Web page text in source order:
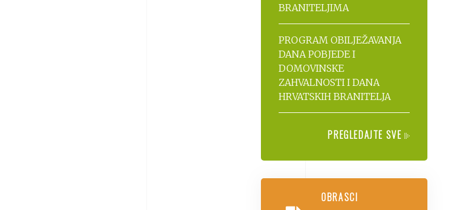
BRANITELJIMA
PROGRAM OBILJEŽAVANJA
DANA POBJEDE I
DOMOVINSKE
ZAHVALNOSTI I DANA
HRVATSKIH BRANITELJA
PREGLEDAJTE SVE
OBRASCI